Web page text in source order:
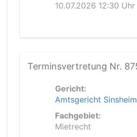
10.07.2026 12:30 Uhr
Terminsvertretung Nr.
Gericht:
Amtsgericht Sinsheim
Fachgebiet:
Mietrecht